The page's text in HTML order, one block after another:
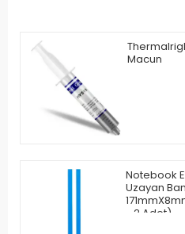
Macun
Notebook
Uzayan
- 2 Adet)